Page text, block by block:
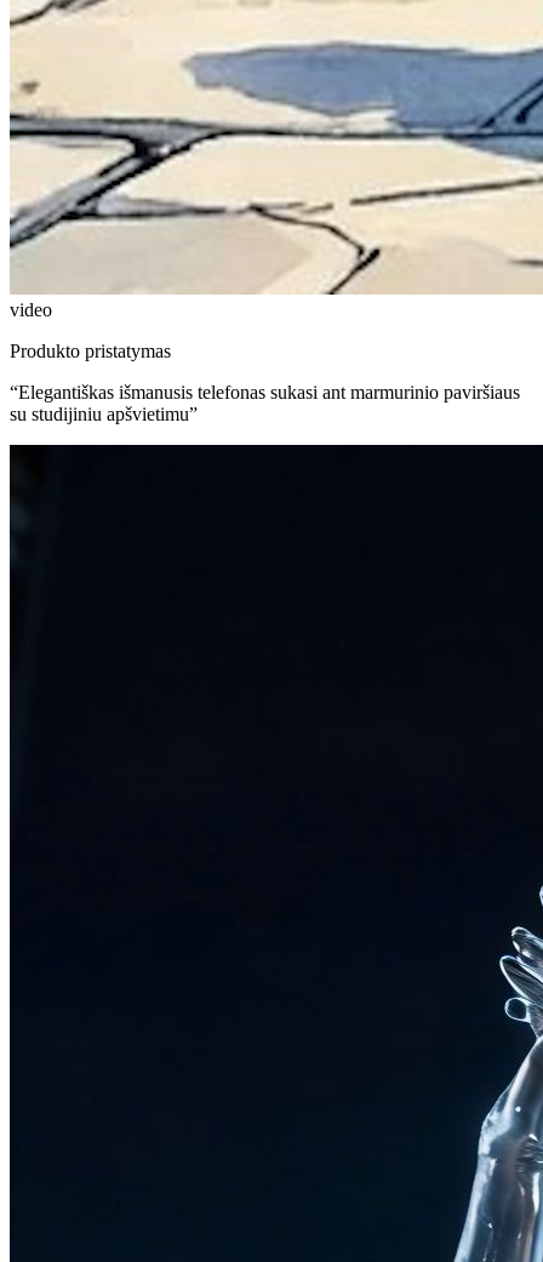
video
Produkto pristatymas
“Elegantiškas išmanusis telefonas sukasi ant marmurinio paviršiaus
su studijiniu apšvietimu”